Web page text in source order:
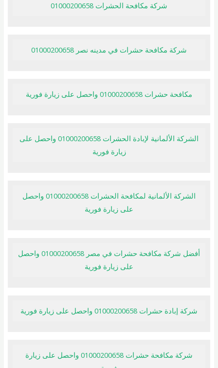
شركة مكافحة الحشرات 01000200658
شركة مكافحة حشرات في مدينه نصر 01000200658
مكافحة حشرات 01000200658 واحصل على زيارة فورية
الشركة الألمانية لإبادة الحشرات 01000200658 واحصل على
زيارة فورية
الشركة الألمانية لمكافحة الحشرات 01000200658 واحصل
على زيارة فورية
أفضل شركة مكافحة حشرات في مصر 01000200658 واحصل
على زيارة فورية
شركة إبادة حشرات 01000200658 واحصل على زيارة فورية
شركة مكافحة حشرات 01000200658 واحصل على زيارة